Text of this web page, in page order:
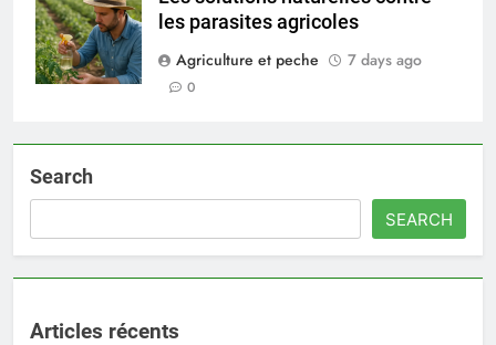
les parasites agricoles
Agriculture et peche
7 days ago
0
Search
SEARCH
Articles récents